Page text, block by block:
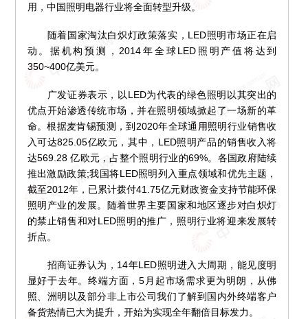
用，中国照明电器行业将全面转型升级。
随着国家淘汰白炽灯政策落实，LED照明市场正在启
动。据机构预测，2014年全球LED照明产值将达到
350~400亿美元。
广发证券表示，以LED为代表的绿色照明以其突出的
优点开始渗透传统市场，并在照明领域掀起了一场新的革
命。根据麦肯锡预测，到2020年全球通用照明行业销售收
入可达825.05亿欧元，其中，LED照明产品的销售收入将
达569.28 亿欧元，占整个照明行业的69%。各国政府陆续
推出激励政策;我国将LED照明列入重点领域和优先主题，
截至2012年，已累计拨付41.75亿元财政资金支持节能环保
照明产业的发展。随着世界主要国家和地区逐步对白炽灯
的禁止销售和对LED照明的推广，照明行业将迎来发展转
折点。
招商证券认为，14年LED照明进入大周期，能见度明
显好于去年。终端方面，5月起市场需求更为明朗，从佛
照、洲明以及部分非上市公司我们了解到国内外终端客户
备货热情已大为提升，开始为实现全年翻倍目标发力。